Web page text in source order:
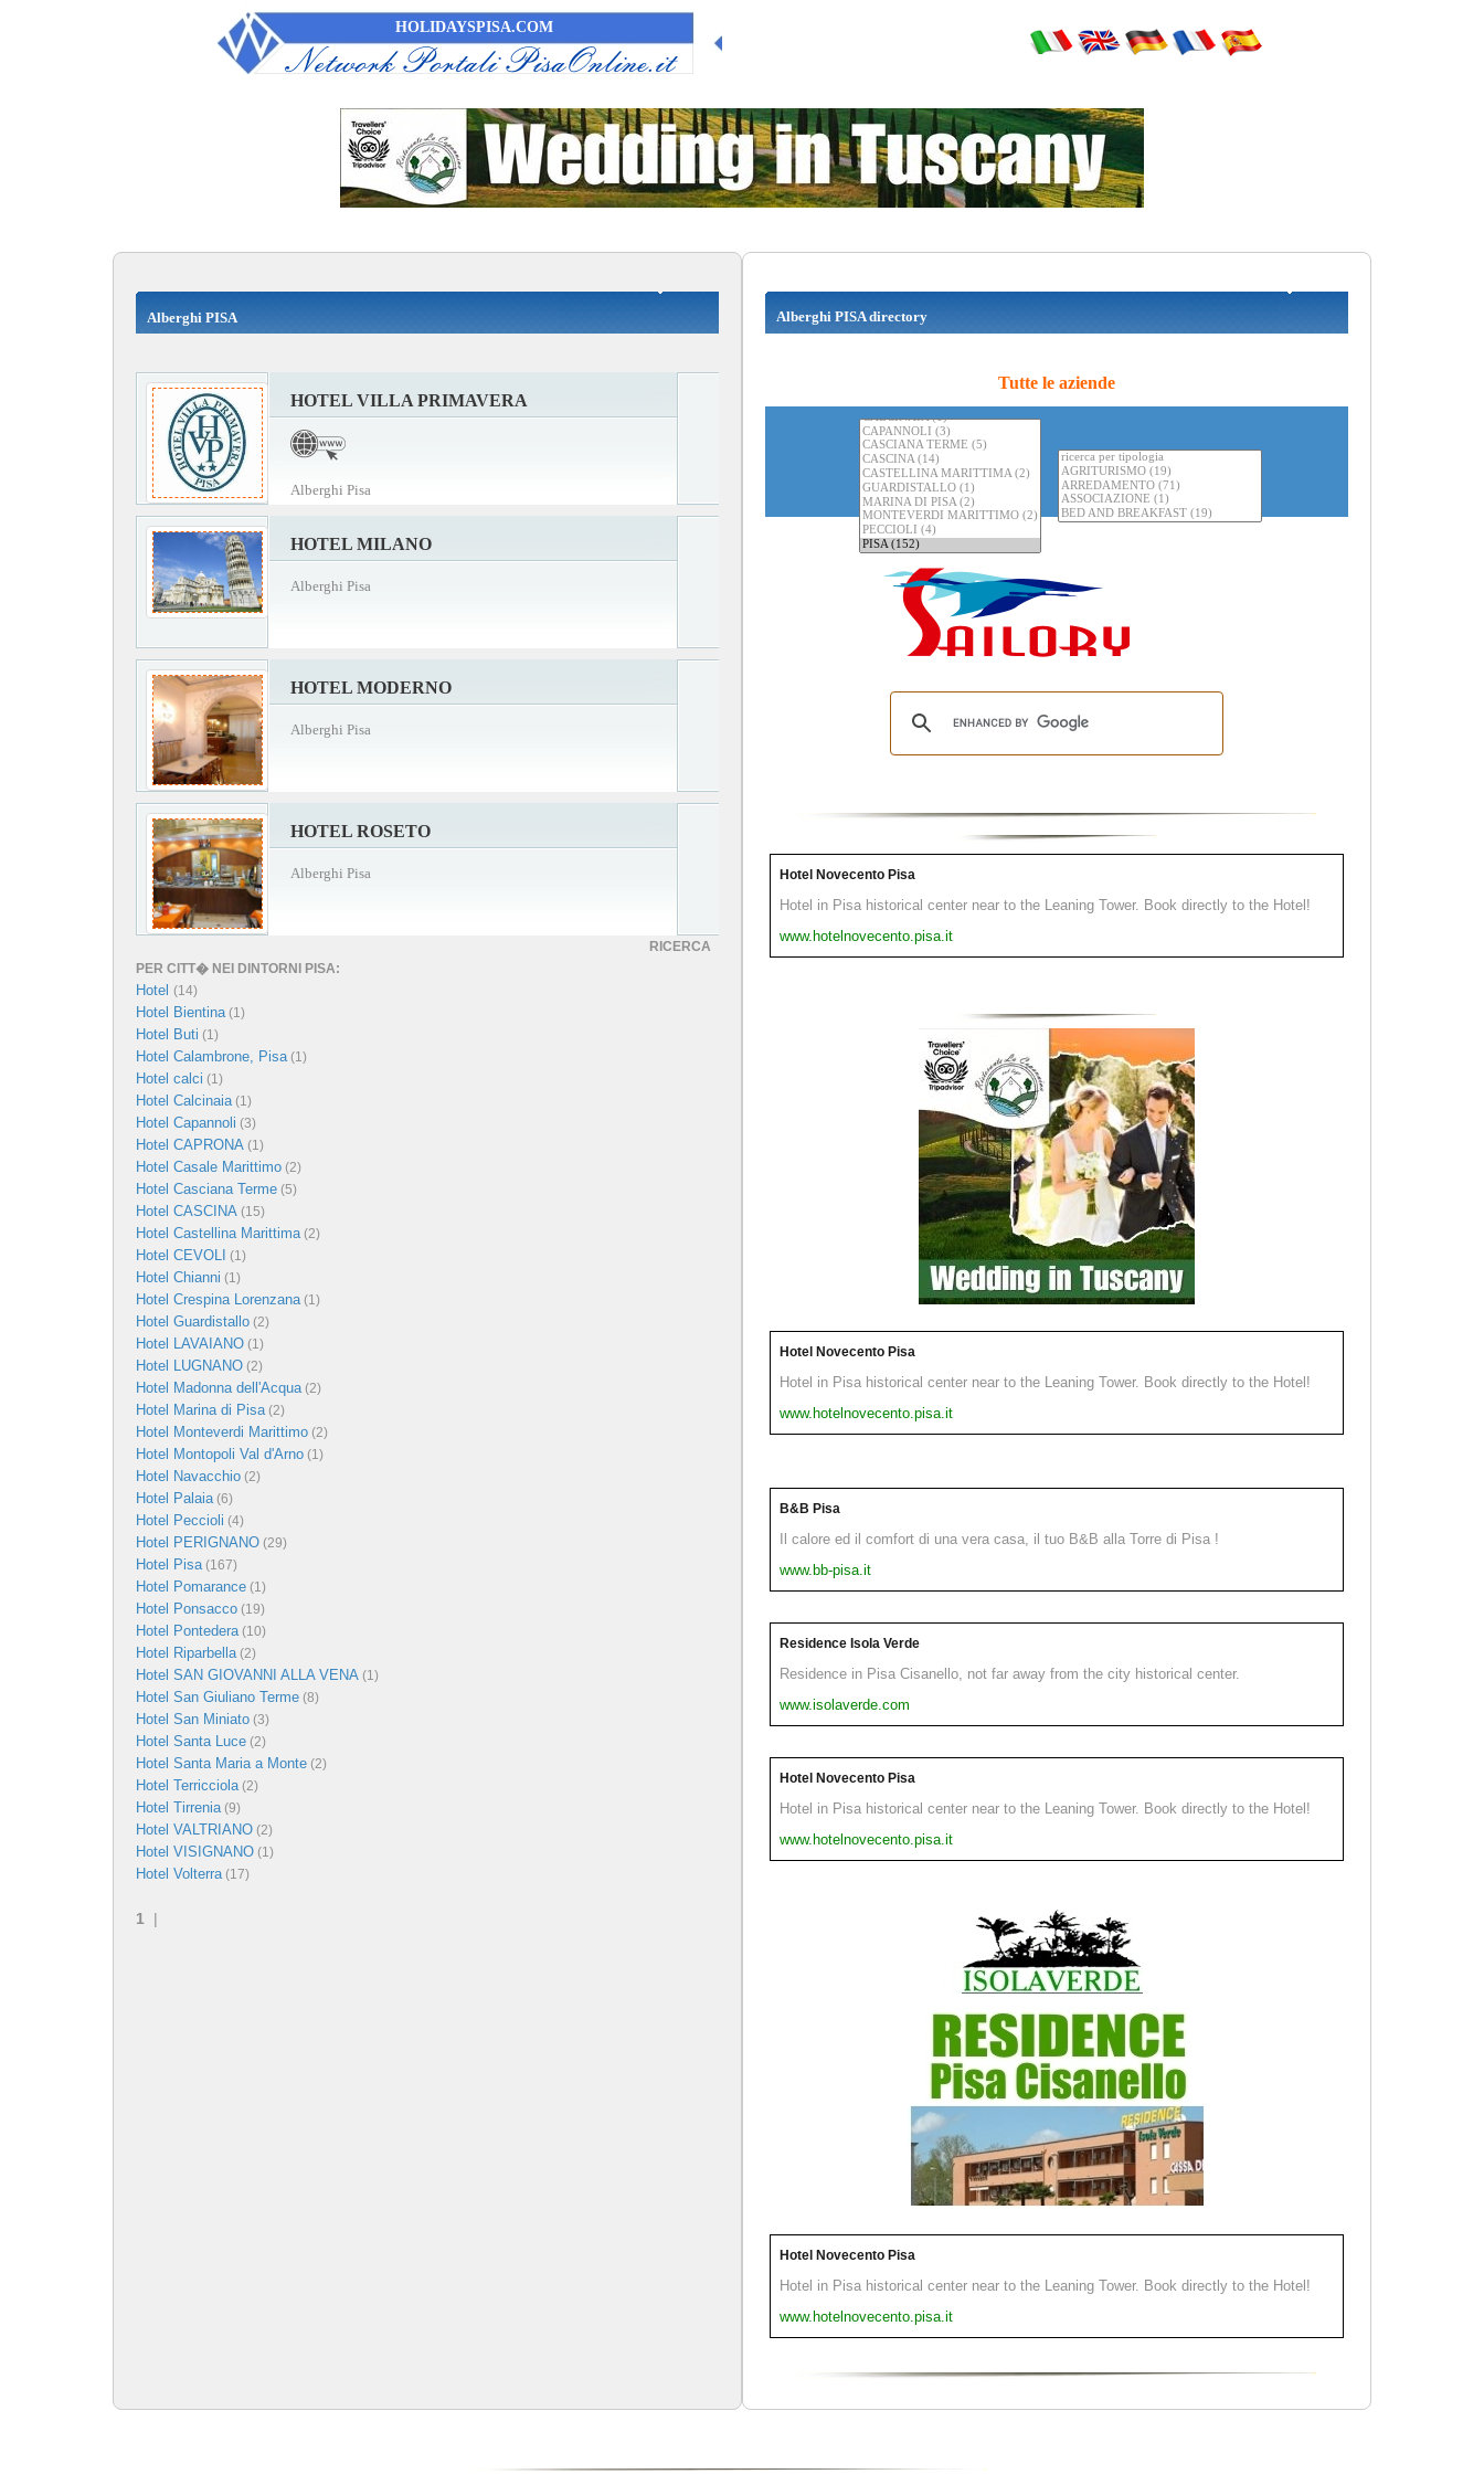
HOLIDAYSPISA.COM
Alberghi PISA
HOTEL VILLA PRIMAVERA
Alberghi Pisa
HOTEL MILANO
Alberghi Pisa
HOTEL MODERNO
Alberghi Pisa
HOTEL ROSETO
Alberghi Pisa
RICERCA
PER CITT� NEI DINTORNI PISA:
Hotel (14)
Hotel Bientina(1)
Hotel Buti (1)
Hotel Calambrone, Pisa(1)
Hotel calci (1)
Hotel Calcinaia(1)
Hotel Capannoli (3)
Hotel CAPRONA (1)
Hotel Casale Marittimo (2)
Hotel Casciana Terme (5)
Hotel CASCINA (15)
Hotel Castellina Marittima(2)
Hotel CEVOLI (1)
Hotel Chianni (1)
Hotel Crespina Lorenzana(1)
Hotel Guardistallo (2)
Hotel LAVAIANO (1)
Hotel LUGNANO (2)
Hotel Madonna dell'Acqua(2)
Hotel Marina di Pisa(2)
Hotel Monteverdi Marittimo (2)
Hotel Montopoli Val d'Arno (1)
Hotel Navacchio (2)
Hotel Palaia(6)
Hotel Peccioli (4)
Hotel PERIGNANO (29)
Hotel Pisa(167)
Hotel Pomarance (1)
Hotel Ponsacco (19)
Hotel Pontedera(10)
Hotel Riparbella(2)
Hotel SAN GIOVANNI ALLA VENA (1)
Hotel San Giuliano Terme (8)
Hotel San Miniato (3)
Hotel Santa Luce (2)
Hotel Santa Maria a Monte (2)
Hotel Terricciola(2)
Hotel Tirrenia(9)
Hotel VALTRIANO (2)
Hotel VISIGNANO (1)
Hotel Volterra(17)
1 |
Alberghi PISA directory
Tutte le aziende
Hotel Novecento Pisa
Hotel in Pisa historical center near to the Leaning Tower. Book directly to the Hotel!
www.hotelnovecento.pisa.it
Hotel Novecento Pisa
Hotel in Pisa historical center near to the Leaning Tower. Book directly to the Hotel!
www.hotelnovecento.pisa.it
B&B Pisa
Il calore ed il comfort di una vera casa, il tuo B&B alla Torre di Pisa !
www.bb-pisa.it
Residence Isola Verde
Residence in Pisa Cisanello, not far away from the city historical center.
www.isolaverde.com
Hotel Novecento Pisa
Hotel in Pisa historical center near to the Leaning Tower. Book directly to the Hotel!
www.hotelnovecento.pisa.it
Hotel Novecento Pisa
Hotel in Pisa historical center near to the Leaning Tower. Book directly to the Hotel!
www.hotelnovecento.pisa.it